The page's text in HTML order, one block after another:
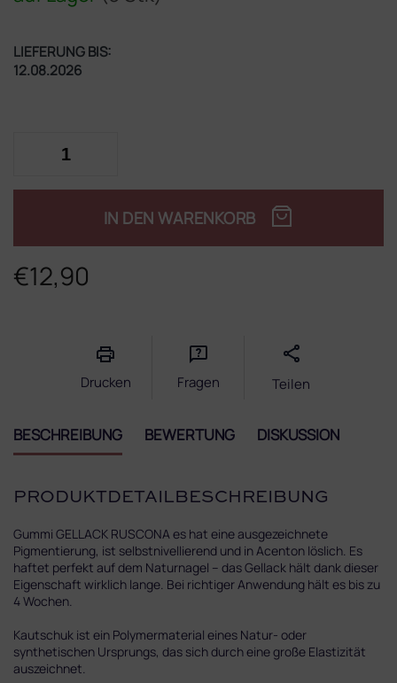
€12,90
LIEFERUNG BIS:
12.08.2026
IN DEN WARENKORB
Drucken Fragen Teilen
BESCHREIBUNG BEWERTUNG DISKUSSION
PRODUKTDETAILBESCHREIBUNG
Gummi GELLACK RUSCONA es hat eine ausgezeichnete
Pigmentierung, ist selbstnivellierend und in Acenton löslich. Es
haftet perfekt auf dem Naturnagel – das Gellack hält dank dieser
Eigenschaft wirklich lange. Bei richtiger Anwendung hält es bis zu
4 Wochen.
Kautschuk ist ein Polymermaterial eines Natur- oder
synthetischen Ursprungs, das sich durch eine große Elastizität
auszeichnet.